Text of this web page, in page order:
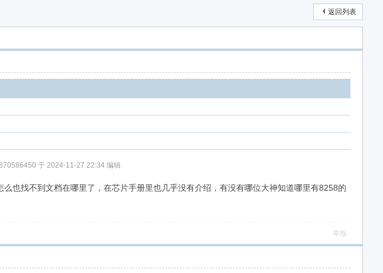
返回列表
于 2024-11-27 22:34 编辑
也找不到文档在哪里了，在芯片手册里也几乎没有介绍，有没有哪位大神知道哪里有8258的
举报